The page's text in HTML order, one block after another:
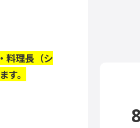
料理長（シ
。